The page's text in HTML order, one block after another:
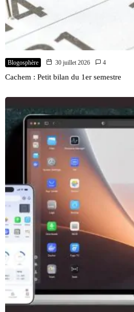
Blogosphère 30 juillet 2026 4
Cachem : Petit bilan du 1er semestre